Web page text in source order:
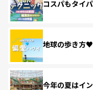
コスパもタイ
地球の歩き方
今年の夏はイ